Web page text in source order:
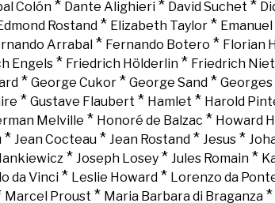
Colón * Dante Alighieri * David Suchet *
Rostand * Elizabeth Taylor *
Arrabal * Fernando Botero * Florian
Engels * Friedrich Hölderlin * Friedrich
* George Cukor * George Sand *
* Gustave Flaubert * Hamlet * Harold
Melville * Honoré de Balzac * Howard
* Jean Cocteau * Jean Rostand * Jesus *
* Joseph Losey* Jules Romain*
da Vinci* Leslie Howard* Lorenzo da
Marcel Proust * Maria Barbara di Braganza*